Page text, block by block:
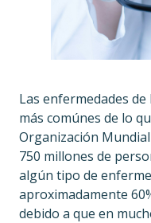
Las enfermedades
más comúnes de lo
Organización
750 millones de
algún tipo de
aproximadamente
debido a que en